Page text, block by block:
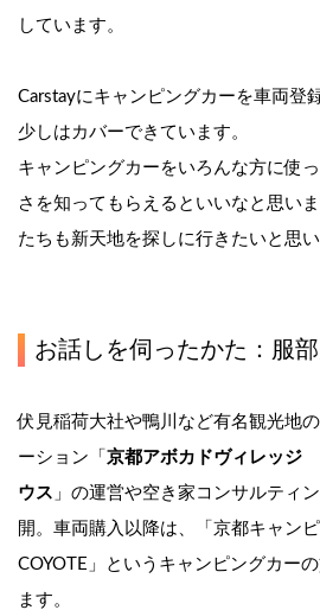
しています。
Carstayにキャンピングカーを車両登
少しはカバーできています。
キャンピングカーをいろんな方に使
さを知ってもらえるといいなと思い
たちも新天地を探しに行きたいと思い
お話しを伺ったかた：服
伏見稲荷大社や鴨川など有名観光地
ーション「 京都アボカドヴィレッジ
ウス 」の運営や空き家コンサルティ
開。車両購入以降は、「京都キャン
COYOTE」というキャンピングカー
ます。